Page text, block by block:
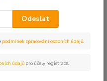
Odeslat
podmínek zpracování osobních údajů.
údajů pro účely registrace.